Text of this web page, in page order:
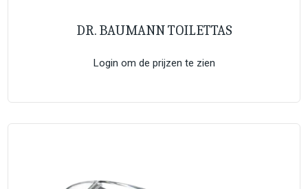
DR. BAUMANN TOILETTAS
Login om de prijzen te zien